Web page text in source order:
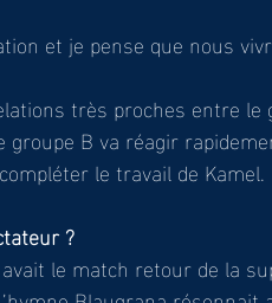
et je pense que nous
très proches entre le
B va réagir
le travail de Kamel.
?
le match retour de la